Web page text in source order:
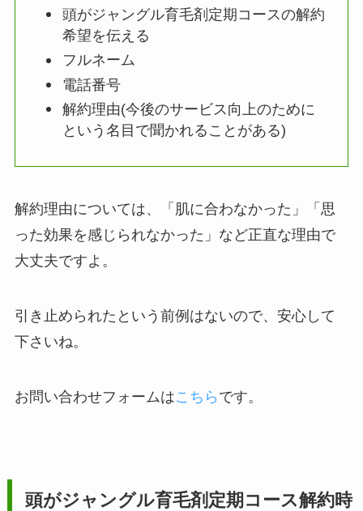
頭がジャングル育毛剤定期コースの解約
希望を伝える
フルネーム
電話番号
解約理由(今後のサービス向上のために
という名目で聞かれることがある)
解約理由については、「肌に合わなかった」「思
った効果を感じられなかった」など正直な理由で
大丈夫ですよ。
引き止められたという前例はないので、安心して
下さいね。
お問い合わせフォームはこちら です。
頭がジャングル育毛剤 定期コース解約時